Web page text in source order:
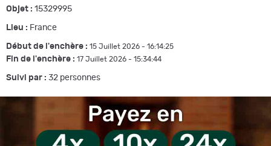
Objet : 15329995
Lieu : France
Début de l'enchère : 15 Juillet 2026 - 16:14:25
Fin de l'enchère : 17 Juillet 2026 - 15:34:44
Suivi par : 32 personnes